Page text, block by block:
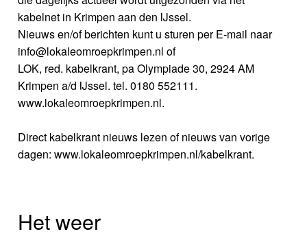
kabelnet in Krimpen aan den IJssel.
Nieuws en/of berichten kunt u sturen per E-mail naar
info@lokaleomroepkrimpen.nl of
LOK, red. kabelkrant, pa Olympiade 30, 2924 AM
Krimpen a/d IJssel. tel. 0180 552111.
www.lokaleomroepkrimpen.nl.
Direct kabelkrant nieuws lezen of nieuws van vorige
dagen: www.lokaleomroepkrimpen.nl/kabelkrant.
Het weer